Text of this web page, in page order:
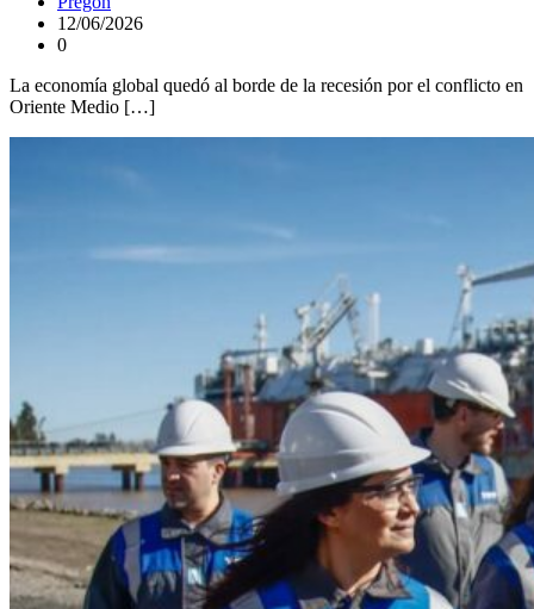
12/06/2026
0
La economía global quedó al borde de la recesión por el conflicto en
Oriente Medio […]